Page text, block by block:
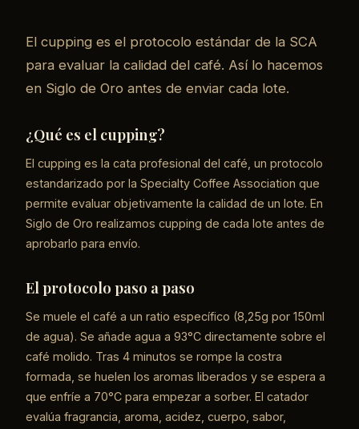
El cupping es el protocolo estándar de la SCA
para evaluar la calidad del café. Así lo hacemos
en Siglo de Oro antes de enviar cada lote.
¿Qué es el cupping?
El cupping es la cata profesional del café, un protocolo
estandarizado por la Specialty Coffee Association que
permite evaluar objetivamente la calidad de un lote. En
Siglo de Oro realizamos cupping de cada lote antes de
aprobarlo para envío.
El protocolo paso a paso
Se muele el café a un ratio específico (8,25g por 150ml
de agua). Se añade agua a 93°C directamente sobre el
café molido. Tras 4 minutos se rompe la costra
formada, se huelen los aromas liberados y se espera a
que enfríe a 70°C para empezar a sorber. El catador
evalúa fragrancia, aroma, acidez, cuerpo, sabor,